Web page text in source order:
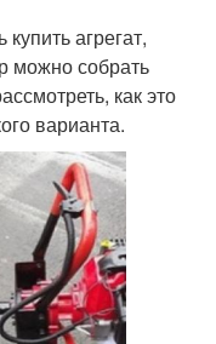
агрегат,
можно собрать
как это
варианта.